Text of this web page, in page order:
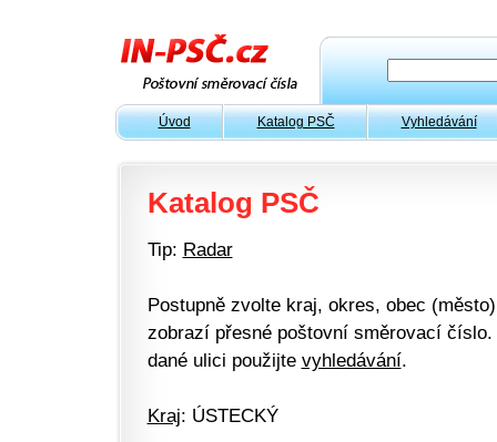
Úvod Katalog PSČ Vyhledávání
Katalog PSČ
Tip: Radar
Postupně zvolte kraj, okres, obec
zobrazí přesné poštovní směrovací
dané ulici použijte vyhledávání.
Kraj: ÚSTECKÝ